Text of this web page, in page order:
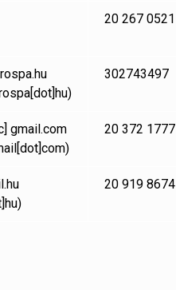
20 267 0521
302743497
gmail.com
20 372 1777
20 919 8674